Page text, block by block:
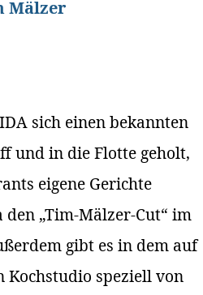
Mälzer
sich einen bekannten
und in die Flotte geholt,
eigene Gerichte
„Tim-Mälzer-Cut“ im
gibt es in dem auf
Kochstudio speziell von